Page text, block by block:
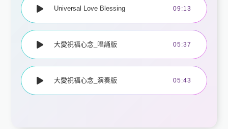
Universal Love Blessing 09:13
大愛祝福心念_唱誦版 05:37
大愛祝福心念_演奏版 05:43